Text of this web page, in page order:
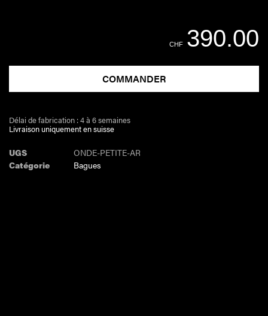
CHF390.00
COMMANDER
Délai de fabrication : 4 à 6 semaines
Livraison uniquement en suisse
UGS
ONDE-PETITE-AR
Catégorie
Bagues